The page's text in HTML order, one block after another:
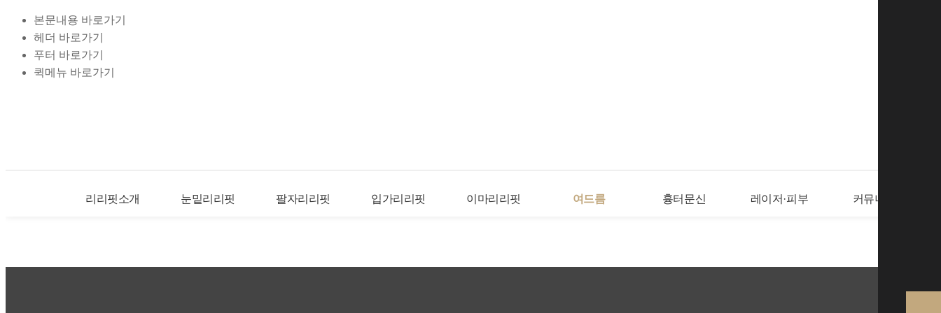
본문내용 바로가기
헤더 바로가기
푸터 바로가기
퀵메뉴 바로가기
리리핏소개 눈밑리리핏 팔자리리핏 입가리리핏 이마리리핏 여드름 흉터문신 레이저·피부 커뮤니티